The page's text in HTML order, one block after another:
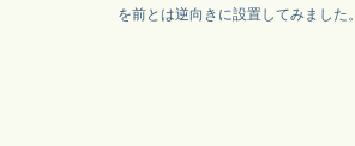
を前とは逆向きに設置してみました